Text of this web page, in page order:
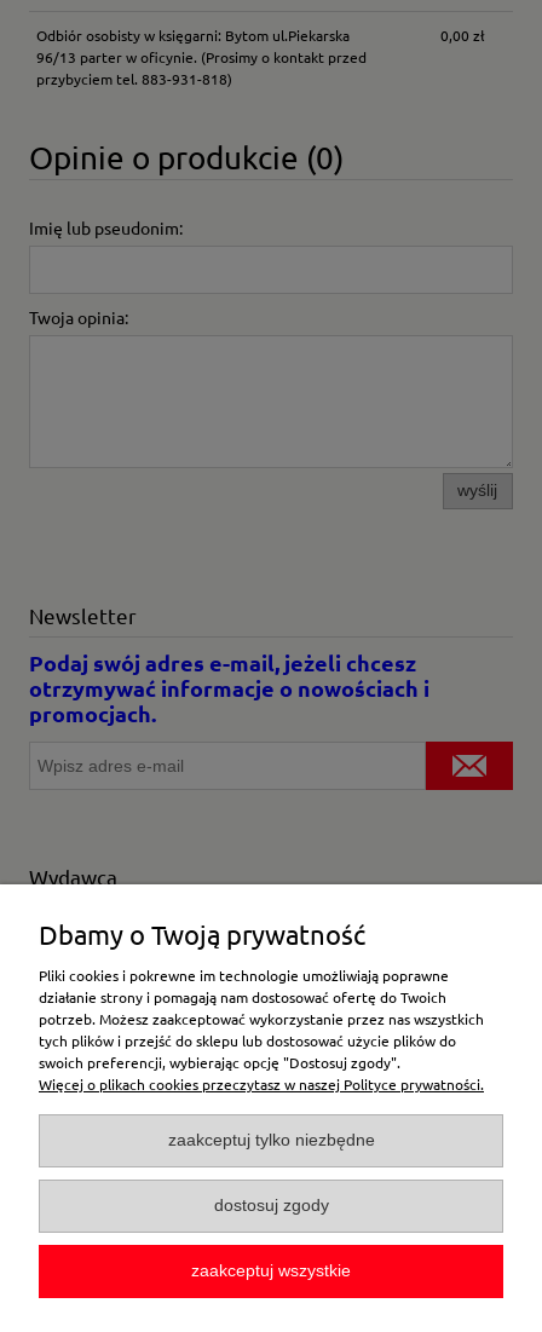
Odbiór osobisty w księgarni: Bytom ul.Piekarska
96/13 parter w oficynie. (Prosimy o kontakt przed
przybyciem tel. 883-931-818)
0,00 zł
Opinie o produkcie (0)
Imię lub pseudonim:
Twoja opinia:
wyślij
Newsletter
Podaj swój adres e-mail, jeżeli chcesz
otrzymywać informacje o nowościach i
promocjach.
Wydawca
Wybierz producenta
Moje konto
Płatności i dostawa
Pomoc
O firmie
Dbamy o Twoją prywatność
Pliki cookies i pokrewne im technologie umożliwiają poprawne
działanie strony i pomagają nam dostosować ofertę do Twoich
potrzeb. Możesz zaakceptować wykorzystanie przez nas wszystkich
tych plików i przejść do sklepu lub dostosować użycie plików do
swoich preferencji, wybierając opcję "Dostosuj zgody".
Więcej o plikach cookies przeczytasz w naszej Polityce prywatności.
zaakceptuj tylko niezbędne
dostosuj zgody
zaakceptuj wszystkie